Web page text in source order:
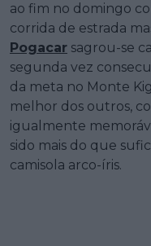
ao fim no domingo
corrida de estrada
Pogacar sagrou-se
segunda vez
da meta no Monte
melhor dos outros,
igualmente
sido mais do que
camisola arco-íris.